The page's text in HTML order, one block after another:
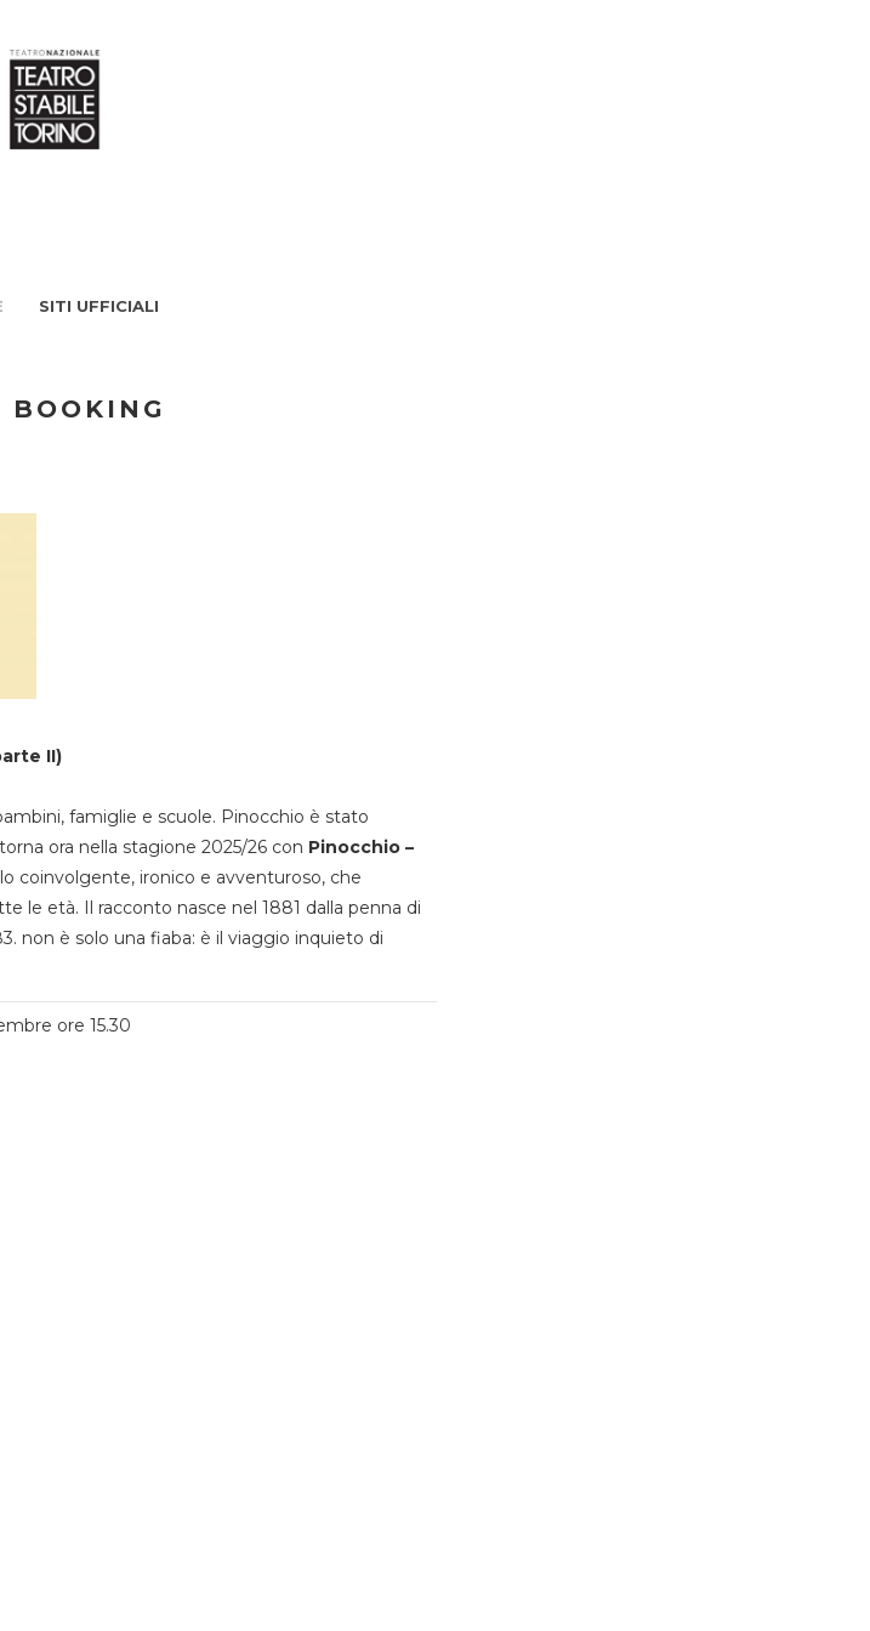
SITI UFFICIALI
BOOKING
II)
famiglie e scuole. Pinocchio è stato
ora nella stagione 2025/26 con Pinocchio –
coinvolgente, ironico e avventuroso, che
le età. Il racconto nasce nel 1881 dalla penna di
non è solo una fiaba: è il viaggio inquieto di
ore 15.30